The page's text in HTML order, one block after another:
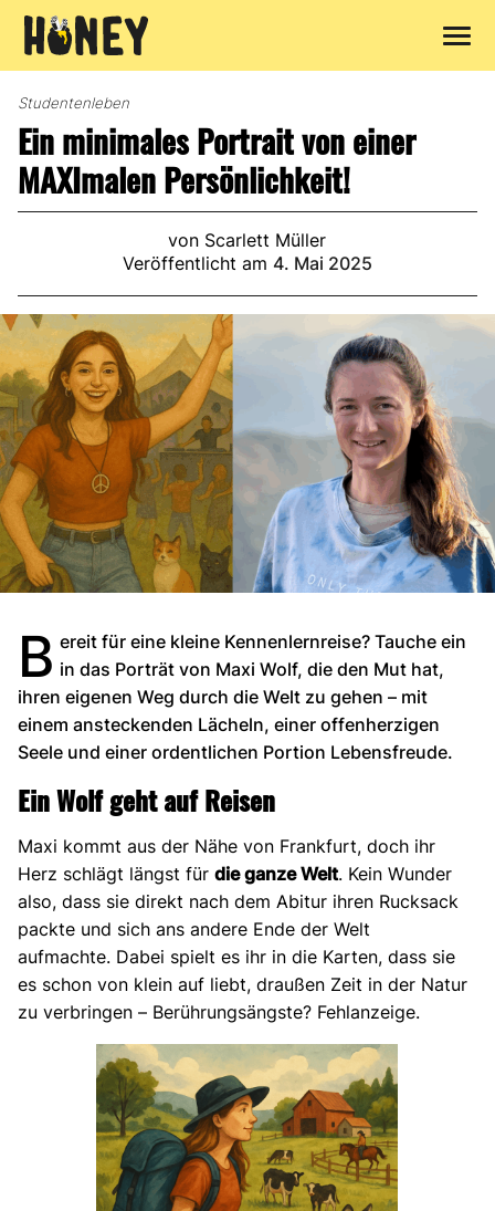
Inhalt
Studentenleben
Ein minimales Portrait von einer
MAXImalen Persönlichkeit!
von Scarlett Müller
Veröffentlicht am 4. Mai 2025
B ereit für eine kleine Kennenlernreise? Tauche ein
in das Porträt von Maxi Wolf, die den Mut hat,
ihren eigenen Weg durch die Welt zu gehen – mit
einem ansteckenden Lächeln, einer offenherzigen
Seele und einer ordentlichen Portion Lebensfreude.
Ein Wolf geht auf Reisen
Maxi kommt aus der Nähe von Frankfurt, doch ihr
Herz schlägt längst für die ganze Welt. Kein Wunder
also, dass sie direkt nach dem Abitur ihren Rucksack
packte und sich ans andere Ende der Welt
aufmachte. Dabei spielt es ihr in die Karten, dass sie
es schon von klein auf liebt, draußen Zeit in der Natur
zu verbringen – Berührungsängste? Fehlanzeige.